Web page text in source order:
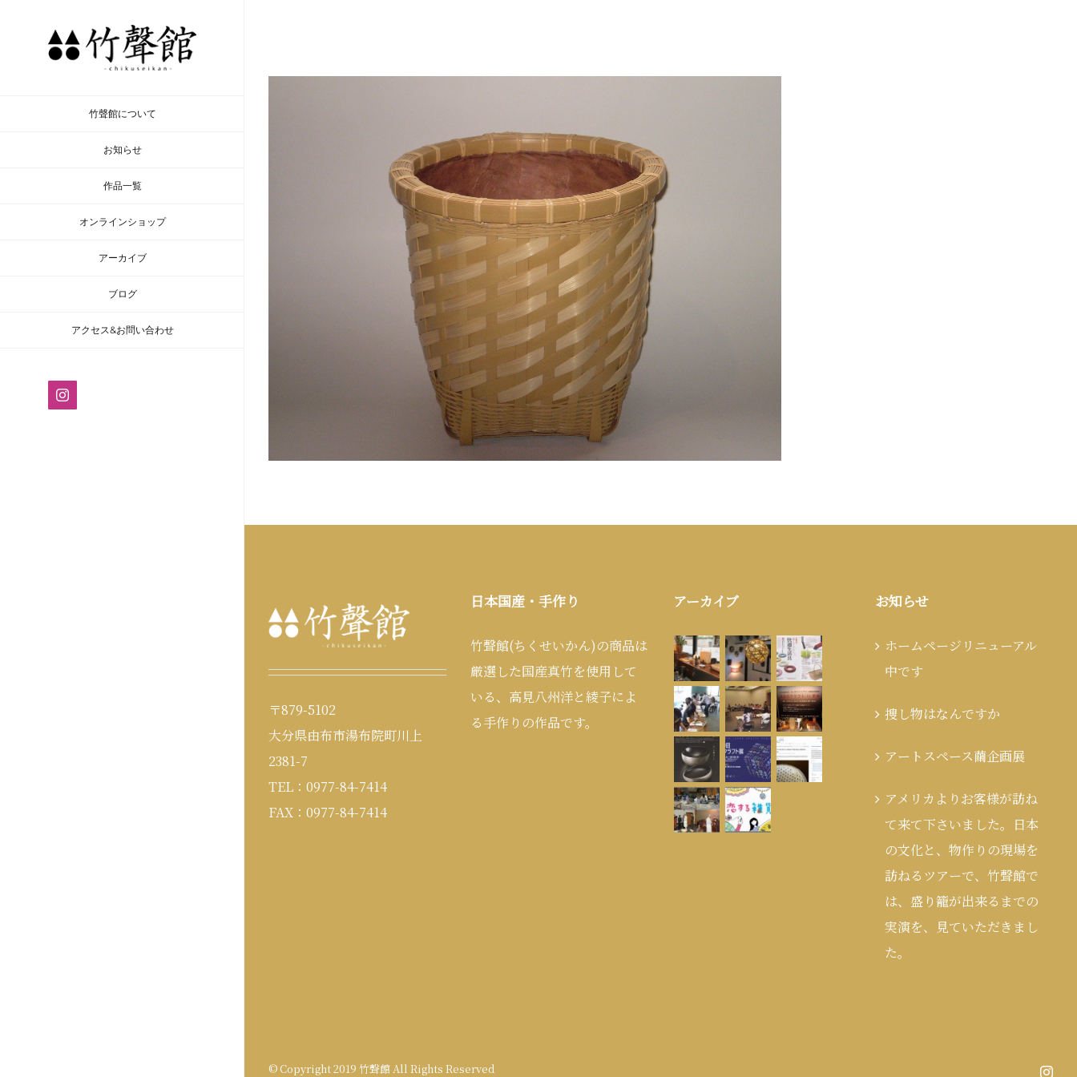
竹聲館について
お知らせ
作品一覧
オンラインショップ
アーカイブ
ブログ
アクセス&お問い合わせ
Instagram
〒879-5102
大分県由布市湯布院町川上
2381-7
TEL：0977-84-7414
FAX：0977-84-7414
日本国産・手作り
竹聲館(ちくせいかん)の商品は
厳選した国産真竹を使用して
いる、高見八州洋と綾子によ
る手作りの作品です。
アーカイブ お知らせ
ホームページリニューアル
中です
捜し物はなんですか
アートスペース繭企画展
アメリカよりお客様が訪ね
て来て下さいました。日本
の文化と、物作りの現場を
訪ねるツアーで、竹聲館で
は、盛り籠が出来るまでの
実演を、見ていただきまし
た。
© Copyright 2019 竹聲館 All Rights Reserved